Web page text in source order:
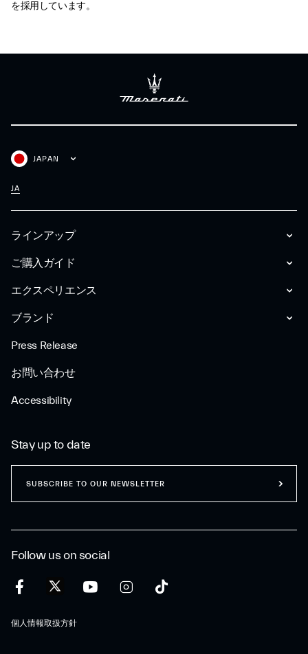
を採用しています。
ラインアップ
ご購入ガイド
エクスペリエンス
ブランド
Press Release
お問い合わせ
Accessibility
JAPAN
JA
Follow us on social
個人情報取扱方針
Stay up to date
SUBSCRIBE TO OUR NEWSLETTER